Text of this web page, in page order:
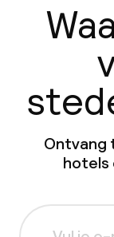
Ontvang
hotels